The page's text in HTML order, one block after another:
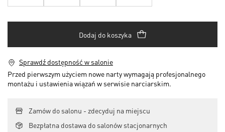
Dodaj do koszyka
Sprawdź dostępność w salonie
Przed pierwszym użyciem nowe narty wymagają profesjonalnego
montażu i ustawienia wiązań w serwisie narciarskim.
Zamów do salonu - zdecyduj na miejscu
Bezpłatna dostawa do salonów stacjonarnych